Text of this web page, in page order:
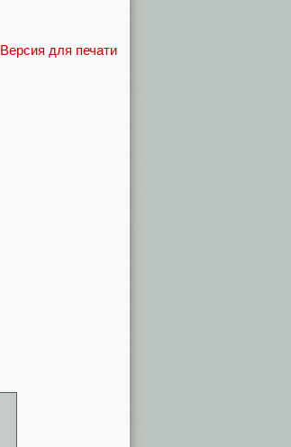
Версия для печати